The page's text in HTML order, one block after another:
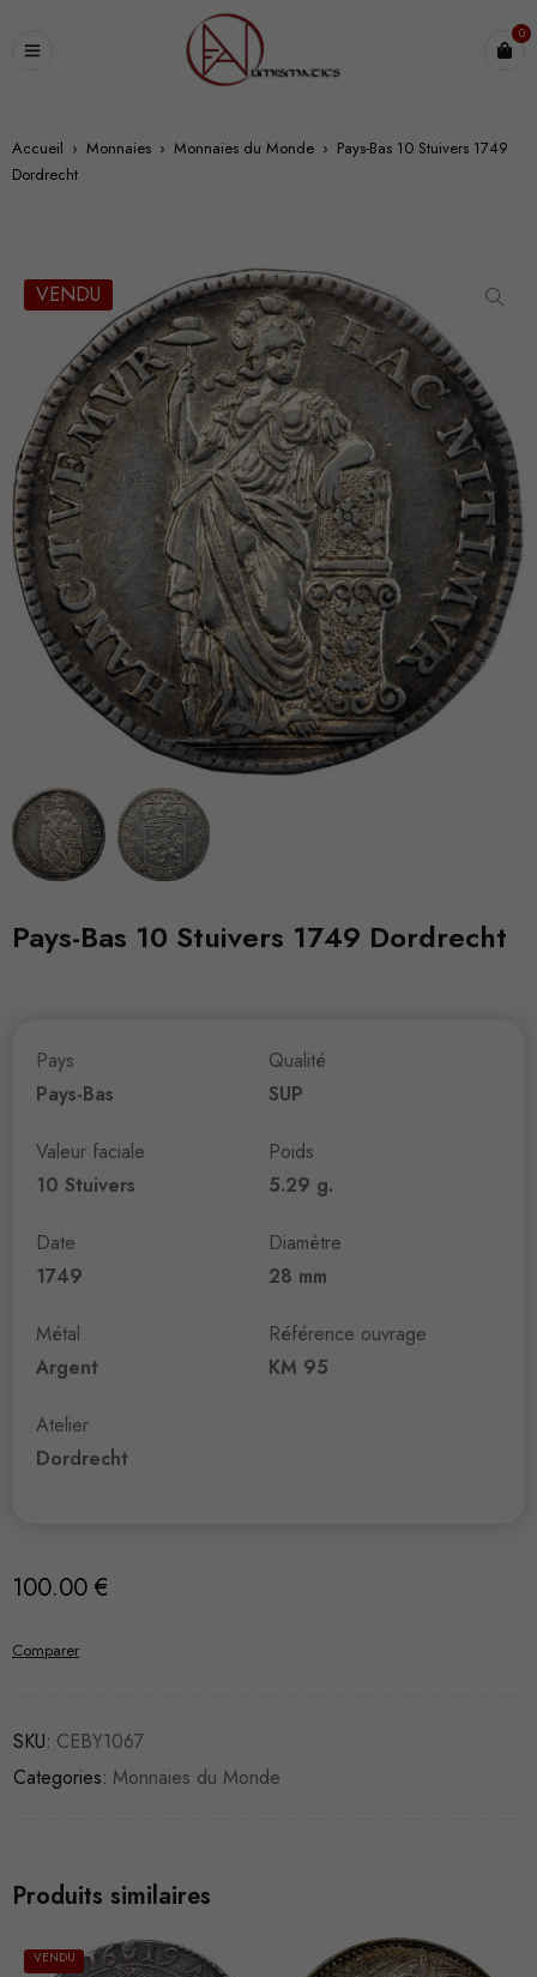
0
Accueil › Monnaies › Monnaies du Monde › Pays-Bas 10 Stuivers 1749
Dordrecht
VENDU
Pays-Bas 10 Stuivers 1749 Dordrecht
Pays
Pays-Bas
Valeur faciale
10 Stuivers
Date
1749
Métal
Argent
Atelier
Dordrecht
Qualité
SUP
Poids
5.29 g.
Diamètre
28 mm
Référence ouvrage
KM 95
100.00 €
Comparer
SKU: CEBY1067
Categories: Monnaies du Monde
Produits similaires
VENDU